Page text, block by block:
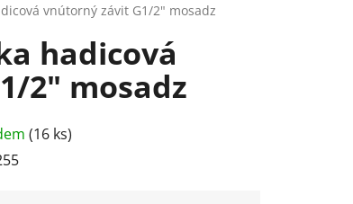
vnútorný závit G1/2" mosadz
hadicová
2" mosadz
(16 ks)